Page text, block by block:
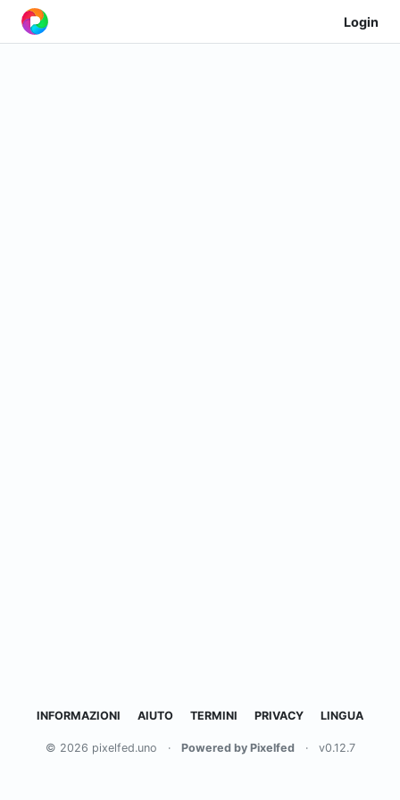
Login
INFORMAZIONI AIUTO TERMINI PRIVACY LINGUA
© 2026 pixelfed.uno · Powered by Pixelfed · v0.12.7